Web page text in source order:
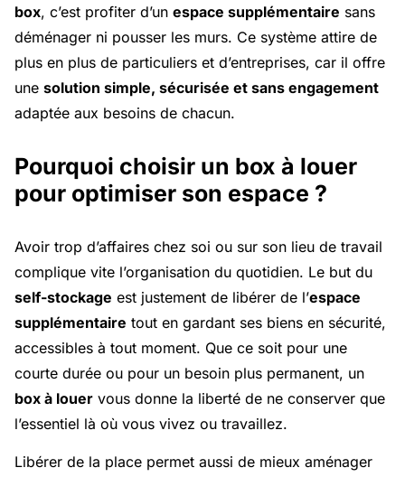
box, c’est profiter d’un espace supplémentaire sans
déménager ni pousser les murs. Ce système attire de
plus en plus de particuliers et d’entreprises, car il offre
une solution simple, sécurisée et sans engagement
adaptée aux besoins de chacun.
Pourquoi choisir un box à louer
pour optimiser son espace ?
Avoir trop d’affaires chez soi ou sur son lieu de travail
complique vite l’organisation du quotidien. Le but du
self-stockage est justement de libérer de l’espace
supplémentaire tout en gardant ses biens en sécurité,
accessibles à tout moment. Que ce soit pour une
courte durée ou pour un besoin plus permanent, un
box à louer vous donne la liberté de ne conserver que
l’essentiel là où vous vivez ou travaillez.
Libérer de la place permet aussi de mieux aménager